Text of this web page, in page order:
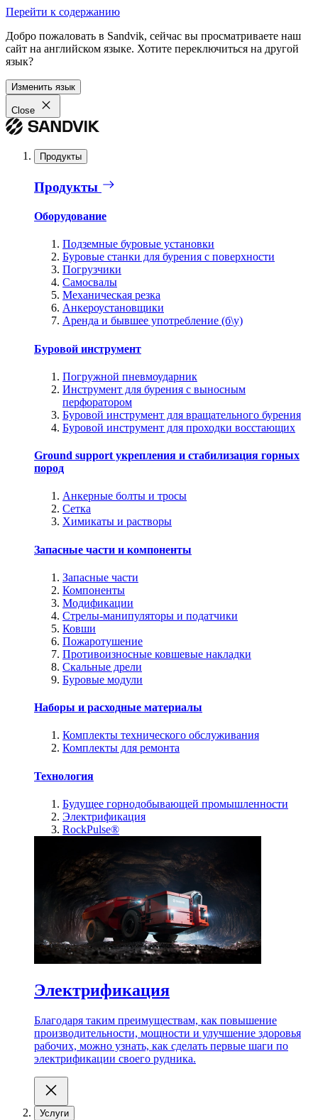
Перейти к содержанию
Добро пожаловать в Sandvik, сейчас вы просматриваете наш
сайт на английском языке. Хотите переключиться на другой
язык?
Изменить язык
Close
Продукты
Продукты
Оборудование
Подземные буровые установки
Буровые станки для бурения с поверхности
Погрузчики
Самосвалы
Механическая резка
Анкероустановщики
Аренда и бывшее употребление (б\у)
Буровой инструмент
Погружной пневмоударник
Инструмент для бурения с выносным
перфоратором
Буровой инструмент для вращательного бурения
Буровой инструмент для проходки восстающих
Ground support укрепления и стабилизация горных
пород
Анкерные болты и тросы
Сетка
Химикаты и растворы
Запасные части и компоненты
Запасные части
Компоненты
Модификации
Стрелы-манипуляторы и податчики
Ковши
Пожаротушение
Противоизносные ковшевые накладки
Скальные дрели
Буровые модули
Наборы и расходные материалы
Комплекты технического обслуживания
Комплекты для ремонта
Технология
Будущее горнодобывающей промышленности
Электрификация
RockPulse®
Электрификация
Благодаря таким преимуществам, как повышение
производительности, мощности и улучшение здоровья
рабочих, можно узнать, как сделать первые шаги по
электрификации своего рудника.
Услуги